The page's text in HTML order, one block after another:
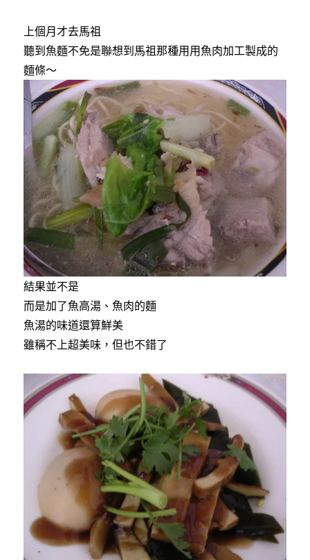
上個月才去馬祖
聽到魚麵不免是聯想到馬祖那種用用魚肉加工製成的
麵條～
結果並不是
而是加了魚高湯、魚肉的麵
魚湯的味道還算鮮美
雖稱不上超美味，但也不錯了